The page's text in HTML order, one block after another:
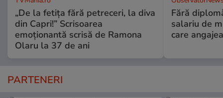
„De la fetița fără petreceri, la diva
din Capri!” Scrisoarea
emoționantă scrisă de Ramona
Olaru la 37 de ani
Fără
salariu de
care
PARTENERI